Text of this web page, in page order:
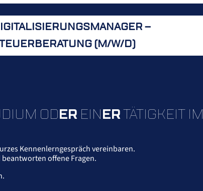
–
(M/W/D)
ODER EINERTÄTIGKEIT IM
Kennenlerngespräch vereinbaren.
offene Fragen.